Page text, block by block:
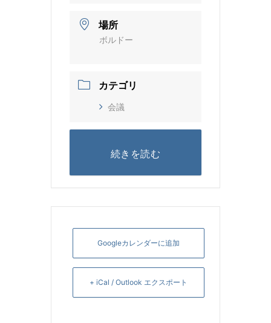
場所
ボルドー
カテゴリ
会議
続きを読む
Googleカレンダーに追加
+ iCal / Outlook エクスポート